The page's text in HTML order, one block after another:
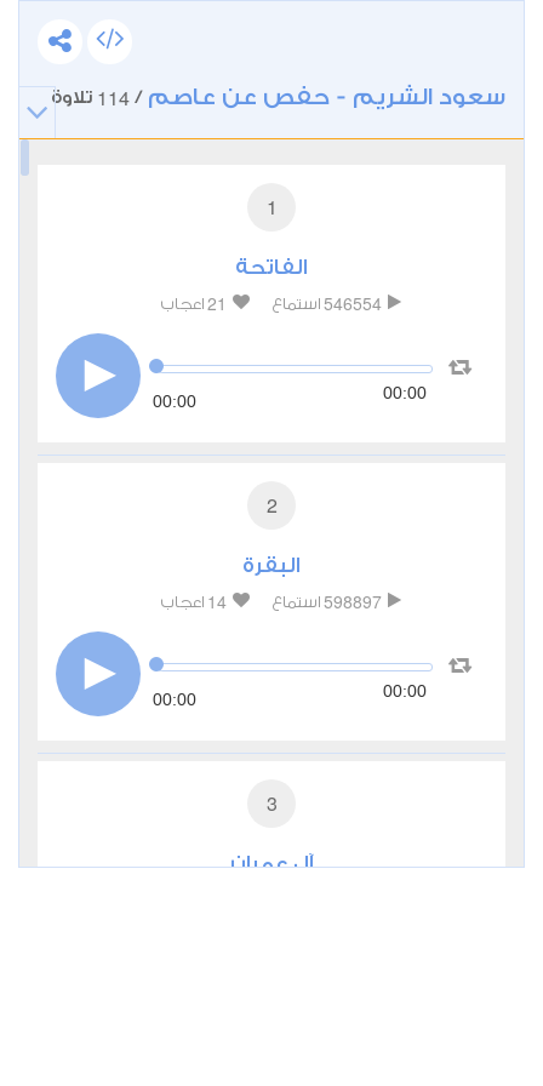
سعود الشريم - حفص عن عاصم /
114 تلاوة
1
الفاتحة
546554 استماع 21 اعجاب
00:00 00:00
2
البقرة
598897 استماع 14 اعجاب
00:00 00:00
3
آل عمران